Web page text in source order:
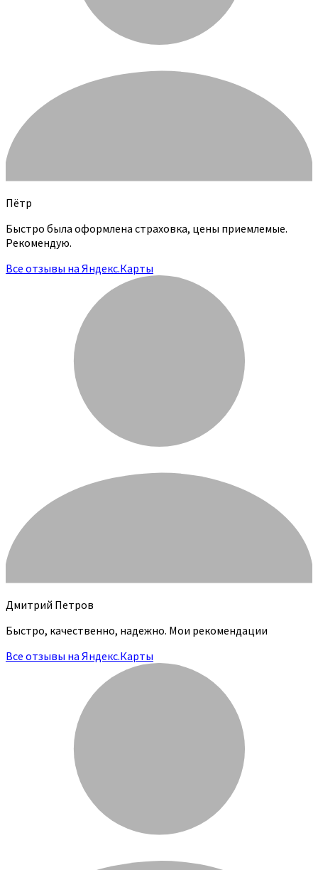
Пётр
Быстро была оформлена страховка, цены приемлемые.
Рекомендую.
Все отзывы на Яндекс.Карты
Дмитрий Петров
Быстро, качественно, надежно. Мои рекомендации
Все отзывы на Яндекс.Карты